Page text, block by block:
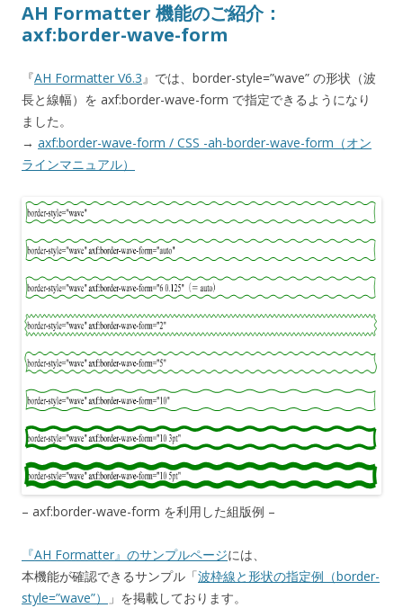
AH Formatter 機能のご紹介：
axf:border-wave-form
『AH Formatter V6.3』では、border-style=”wave” の形状（波
長と線幅）を axf:border-wave-form で指定できるようになり
ました。
→ axf:border-wave-form / CSS -ah-border-wave-form（オン
ラインマニュアル）
– axf:border-wave-form を利用した組版例 –
『AH Formatter』のサンプルページには、
本機能が確認できるサンプル「波枠線と形状の指定例（border-
style=”wave”）
」を掲載しております。